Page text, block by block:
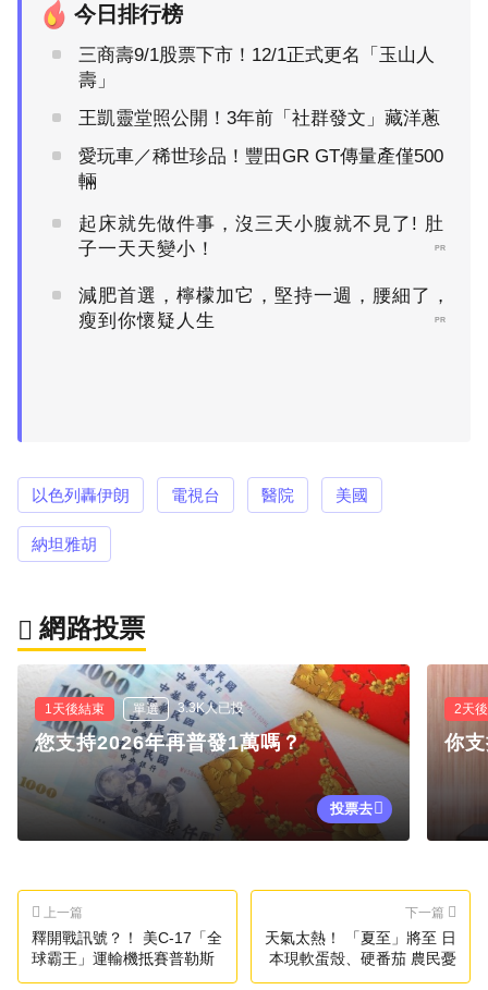
今日排行榜
三商壽9/1股票下市！12/1正式更名「玉山人
壽」
王凱靈堂照公開！3年前「社群發文」藏洋蔥
愛玩車／稀世珍品！豐田GR GT傳量產僅500
輛
起床就先做件事，沒三天小腹就不見了! 肚
子一天天變小！
PR
減肥首選，檸檬加它，堅持一週，腰細了，
瘦到你懷疑人生
PR
以色列轟伊朗 電視台 醫院 美國
納坦雅胡
網路投票
1天後結束 單選 3.3K人已投
您支持2026年再普發1萬嗎？
投票去
2天
你
上一篇
釋開戰訊號？！ 美C-17「全
球霸王」運輸機抵賽普勒斯
下一篇
天氣太熱！ 「夏至」將至 日
本現軟蛋殼、硬番茄 農民憂